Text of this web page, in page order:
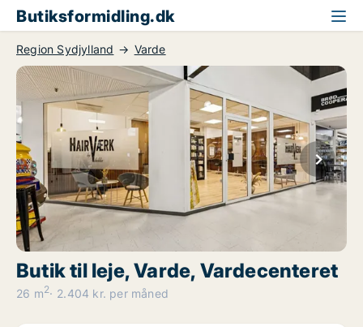
Butiksformidling.dk
Region Sydjylland Varde
Butik til leje, Varde, Vardecenteret
26 m2 2.404 kr. per måned